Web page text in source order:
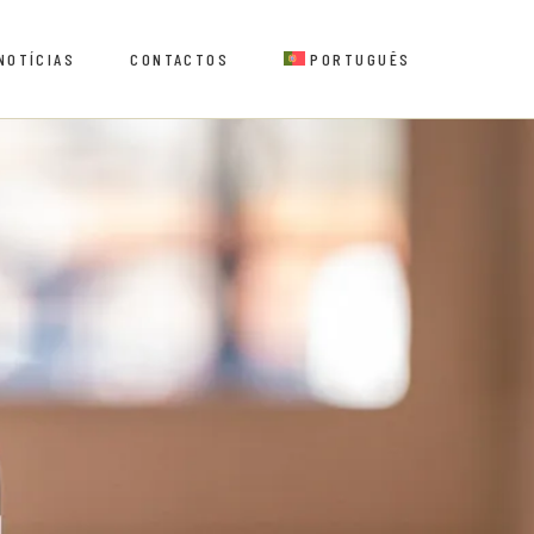
e Retalhistas
CONTACTOS PORTUGUÊS
e Retalhistas
English